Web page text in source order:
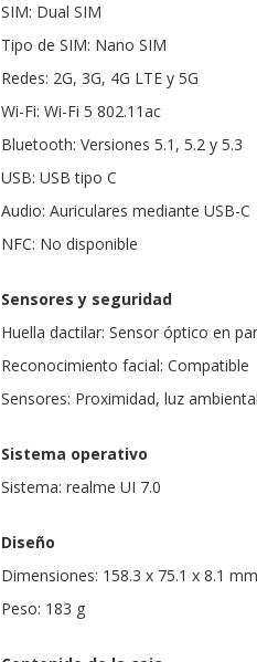
SIM: Dual SIM
Tipo de SIM: Nano SIM
Redes: 2G, 3G, 4G LTE y 5G
Wi-Fi: Wi-Fi 5 802.11ac
Bluetooth: Versiones 5.1, 5.2 y 5.3
USB: USB tipo C
Audio: Auriculares mediante USB-C
NFC: No disponible
Sensores y seguridad
Huella dactilar: Sensor óptico en
Reconocimiento facial: Compatible
Sensores: Proximidad, luz
Sistema operativo
Sistema: realme UI 7.0
Diseño
Dimensiones: 158.3 x 75.1 x 8.1 mm
Peso: 183 g